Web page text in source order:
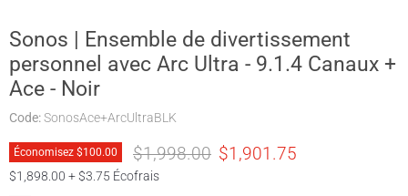
Sonos | Ensemble de divertissement
personnel avec Arc Ultra - 9.1.4 Canaux +
Ace - Noir
Code:SonosAce+ArcUltraBLK
Économisez $100.00 Prix original
$1,998.00 Prix actuel
$1,901.75
$1,898.00 + $3.75 Écofrais